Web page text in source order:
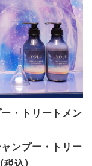
・トリートメン
ンプー・トリー
込）